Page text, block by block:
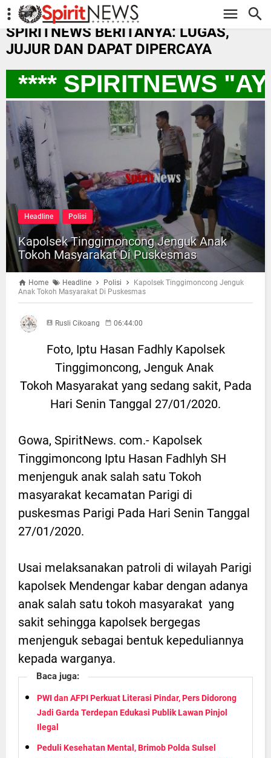
-->
SPIRITNEWS BERITANYA: LUGAS,
JUJUR DAN DAPAT DIPERCAYA
SPIRITNEWS
Headline Polisi
Kapolsek Tinggimoncong Jenguk Anak
Tokoh Masyarakat Di Puskesmas
Home Headline Polisi
Kapolsek Tinggimoncong Jenguk
Anak Tokoh Masyarakat Di Puskesmas
Rusli Cikoang 06:44:00
Foto, Iptu Hasan Fadhly Kapolsek
Tinggimoncong, Jenguk Anak
Tokoh Masyarakat yang sedang sakit, Pada
Hari Senin Tanggal 27/01/2020.
Gowa, SpiritNews. com.- Kapolsek
Tinggimoncong Iptu Hasan Fadhlyh SH
menjenguk anak salah satu Tokoh
masyarakat kecamatan Parigi di
puskesmas Parigi Pada Hari Senin Tanggal
27/01/2020.
Usai melaksanakan patroli di wilayah Parigi
kapolsek Mendengar kabar dengan adanya
anak salah satu tokoh masyarakat yang
sakit sehingga kapolsek bergegas
menjenguk sebagai bentuk kepeduliannya
kepada warganya.
Baca juga:
PWI dan AFPI Perkuat Literasi Pindar, Pers Didorong
Jadi Garda Terdepan Edukasi Publik Lawan Pinjol
Ilegal
Peduli Kesehatan Mental, Brimob Polda Sulsel